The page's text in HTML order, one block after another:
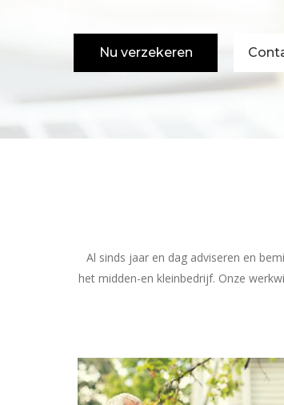
Nu verzekeren
Al sinds jaar en dag adviseren en
het midden-en kleinbedrijf. Onze